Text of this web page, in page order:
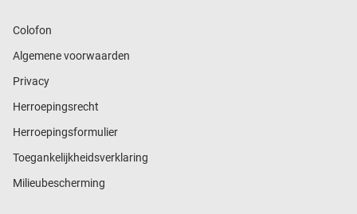
Colofon
Algemene voorwaarden
Privacy
Herroepingsrecht
Herroepingsformulier
Toegankelijkheidsverklaring
Milieubescherming